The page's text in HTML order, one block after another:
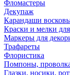
Фломастеры
Декупаж
Карандаши
Краски и мелки
Маркеры для
Трафареты
Флористика
Помпоны,
Глазки, носики,